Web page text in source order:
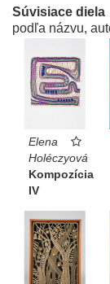
Súvisiace diela
podľa názvu,
Elena
Holéczyová
Kompozícia
IV